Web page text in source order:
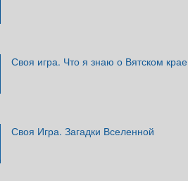
Своя игра. Что я знаю о Вятском крае
Своя Игра. Загадки Вселенной